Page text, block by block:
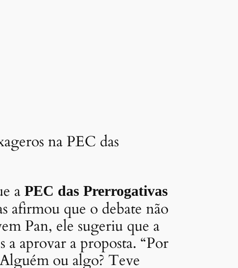
na PEC das
a PEC das Prerrogativas
afirmou que o debate não
Pan, ele sugeriu que a
a aprovar a proposta. “Por
ou algo? Teve